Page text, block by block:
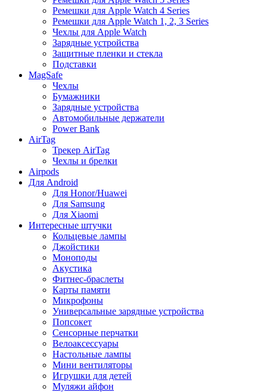
Ремешки для Apple Watch 4 Series
Ремешки для Apple Watch 1, 2, 3 Series
Чехлы для Apple Watch
Зарядные устройства
Защитные пленки и стекла
Подставки
MagSafe
Чехлы
Бумажники
Зарядные устройства
Автомобильные держатели
Power Bank
AirTag
Трекер AirTag
Чехлы и брелки
Airpods
Для Android
Для Honor/Huawei
Для Samsung
Для Xiaomi
Интересные штучки
Кольцевые лампы
Джойстики
Моноподы
Акустика
Фитнес-браслеты
Карты памяти
Микрофоны
Универсальные зарядные устройства
Попсокет
Сенсорные перчатки
Велоаксессуары
Настольные лампы
Мини вентиляторы
Игрушки для детей
Муляжи айфон